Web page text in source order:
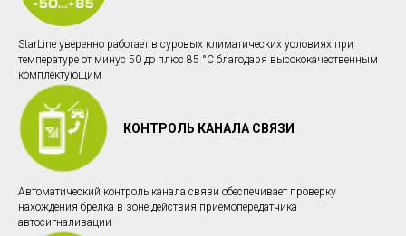
StarLine уверенно работает в суровых климатических условиях при
температуре от минус 50 до плюс 85 °С благодаря высококачественным
комплектующим
КОНТРОЛЬ КАНАЛА СВЯЗИ
Автоматический контроль канала связи обеспечивает проверку
нахождения брелка в зоне действия приемопередатчика
автосигнализации